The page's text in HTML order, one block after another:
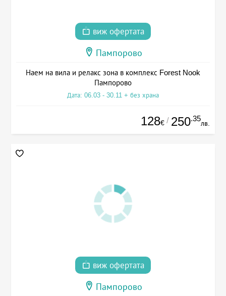
виж офертата
Пампорово
Наем на вила и релакс зона в комплекс Forest Nook
Пампорово
Дата: 06.03 - 30.11 + без храна
128€ / 250.35
лв.
виж офертата
Пампорово